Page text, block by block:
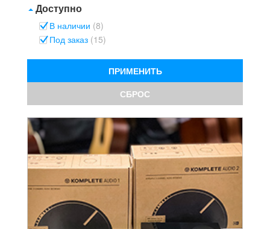
Доступно
В наличии (8)
Под заказ (15)
ПРИМЕНИТЬ
СБРОС